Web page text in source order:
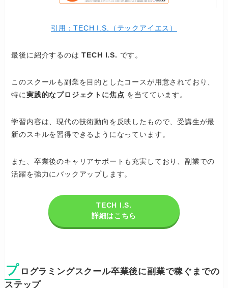
引用：TECH I.S.（テックアイエス）
最後に紹介するのはTECH I.S. です。
このスクールも副業を目的としたコースが用意されており、
特に実践的なプロジェクトに焦点 を当てています。
学習内容は、現代の技術動向を反映したもので、受講生が最
新のスキルを習得できるようになっています。
また、卒業後のキャリアサポートも充実しており、副業での
活躍を強力にバックアップします。
TECH I.S.
詳細はこちら
プ ログラミングスクール卒業後に副業で稼ぐまでの
ステップ